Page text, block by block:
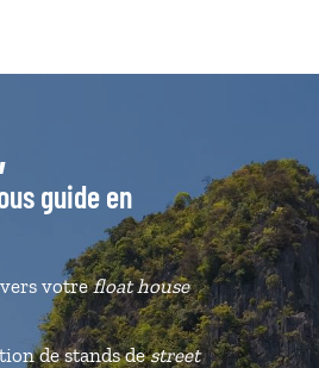
guide en
votrefloat house
de stands destreet